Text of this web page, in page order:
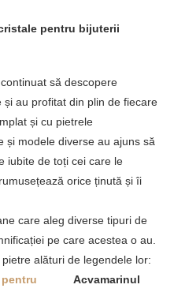
să descopere
au profitat din plin de fiecare
și cu pietrele
și modele diverse au ajuns să
iubite de toți cei care le
orice ținută și îi
care aleg diverse tipuri de
pe care acestea o au.
alături de legendele lor:
Acvamarinul